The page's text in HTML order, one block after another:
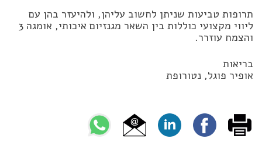
תרופות טביעות שניתן לחשוב עליהן, ולהיעזר בהן עם
ליווי מקצועי כוללות בין השאר מגנזיום איכותי, אומגה 3
והצמח עוזרר.
בריאות
אופיר פוגל, נטורופת